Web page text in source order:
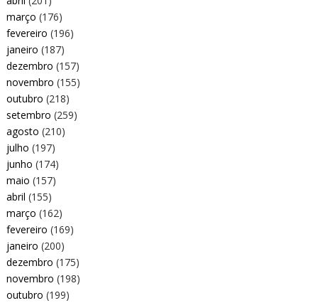
março (176)
fevereiro (196)
janeiro (187)
dezembro (157)
novembro (155)
outubro (218)
setembro (259)
agosto (210)
julho (197)
junho (174)
maio (157)
abril (155)
março (162)
fevereiro (169)
janeiro (200)
dezembro (175)
novembro (198)
outubro (199)